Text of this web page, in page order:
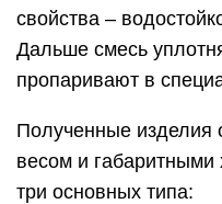
свойства –
Дальше смесь
пропаривают в
Полученные изделия
весом и габаритными
три основных типа: